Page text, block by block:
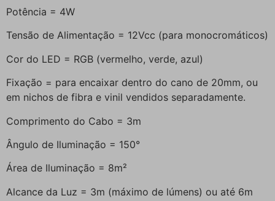
Potência = 4W
Tensão de Alimentação = 12Vcc (para monocromáticos)
Cor do LED = RGB (vermelho, verde, azul)
Fixação = para encaixar dentro do cano de 20mm, ou
em nichos de fibra e vinil vendidos separadamente.
Comprimento do Cabo = 3m
Ângulo de Iluminação = 150°
Área de Iluminação = 8m²
Alcance da Luz = 3m (máximo de lúmens) ou até 6m